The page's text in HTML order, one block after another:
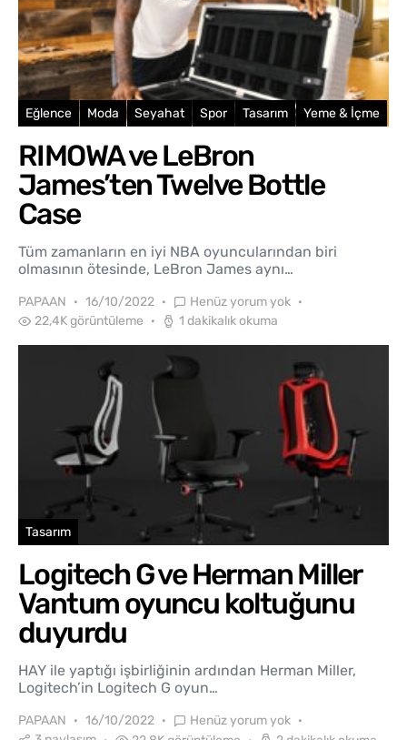
Eğlence Moda Seyahat Spor Tasarım Yeme & İçme
RIMOWA ve LeBron
James’ten Twelve Bottle
Case
Tüm zamanların en iyi NBA oyuncularından biri
olmasının ötesinde, LeBron James aynı…
PAPAAN 16/10/2022
Henüz yorum yok
22,4K görüntüleme
1 dakikalık okuma
Tasarım
Logitech G ve Herman Miller
Vantum oyuncu koltuğunu
duyurdu
HAY ile yaptığı işbirliğinin ardından Herman Miller,
Logitech’in Logitech G oyun…
PAPAAN 16/10/2022
Henüz yorum yok